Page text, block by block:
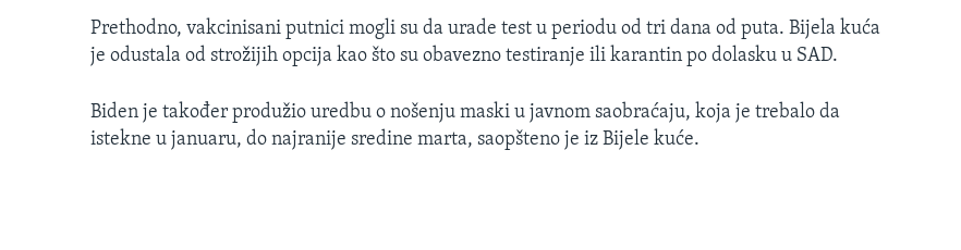
Prethodno, vakcinisani putnici mogli su da urade test u periodu od tri dana od puta. Bijela kuća
je odustala od strožijih opcija kao što su obavezno testiranje ili karantin po dolasku u SAD.
Biden je također produžio uredbu o nošenju maski u javnom saobraćaju, koja je trebalo da
istekne u januaru, do najranije sredine marta, saopšteno je iz Bijele kuće.